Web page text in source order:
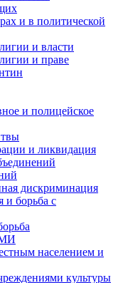
и в политической
и власти
и праве
и полицейское
и ликвидация
дискриминация
и борьба с
населением и
культуры